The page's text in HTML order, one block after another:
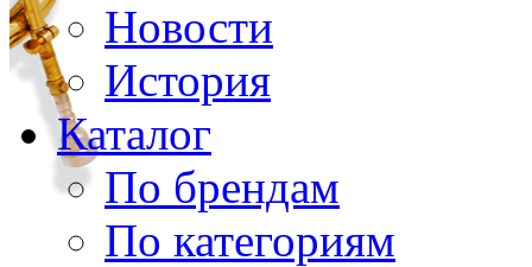
Новости
История
Каталог
По брендам
По категориям